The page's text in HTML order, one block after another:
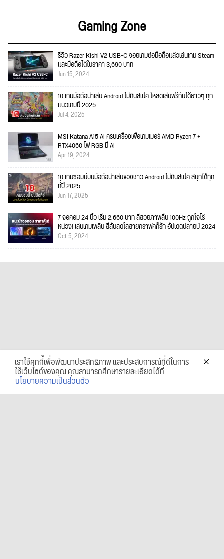
Gaming Zone
รีวิว Razer Kishi V2 USB-C จอยเกมต่อมือถือแล้วเล่นเกม Steam
และมือถือได้ในราคา 3,690 บาท
Jun 15, 2024
10 เกมมือถือน่าเล่น Android ไม่กินสเปค โหลดเล่นฟรีกันได้ยาวๆ ทุก
แนวเกมปี 2025
Jul 4, 2025
MSI Katana A15 AI ครบเครื่องเพื่อเกมเมอร์ AMD Ryzen 7 +
RTX4060 ไฟ RGB มี AI
Apr 19, 2024
10 เกมซอมบี้บนมือถือน่าเล่นของชาว Android ไม่กินสเปค สนุกได้ทุก
ที่ปี 2025
Jun 17, 2025
7 จอคอม 24 นิ้ว เริ่ม 2,660 บาท สีสวยภาพลื่น 100Hz ถูกใจไร้
หน่วง! เล่นเกมเพลิน สีสันสดใสสายกราฟิคก็รัก อัปเดตปลายปี 2024
Oct 5, 2024
เราใช้คุกกี้เพื่อพัฒนาประสิทธิภาพ และประสบการณ์ที่ดีในการ
ใช้เว็บไซต์ของคุณ คุณสามารถศึกษารายละเอียดได้ที่
นโยบายความเป็นส่วนตัว